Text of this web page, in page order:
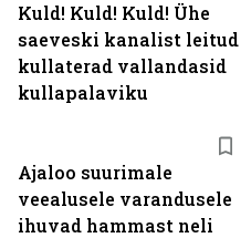
Kuld! Kuld! Kuld! Ühe
saeveski kanalist leitud
kullaterad vallandasid
kullapalaviku
Ajaloo suurimale
veealusele varandusele
ihuvad hammast neli